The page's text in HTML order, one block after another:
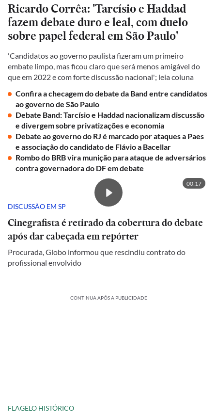
Ricardo Corrêa: 'Tarcísio e Haddad
fazem debate duro e leal, com duelo
sobre papel federal em São Paulo'
'Candidatos ao governo paulista fizeram um primeiro
embate limpo, mas ficou claro que será menos amigável do
que em 2022 e com forte discussão nacional'; leia coluna
Confira a checagem do debate da Band entre candidatos
ao governo de São Paulo
Debate Band: Tarcísio e Haddad nacionalizam discussão
e divergem sobre privatizações e economia
Debate ao governo do RJ é marcado por ataques a Paes
e associação do candidato de Flávio a Bacellar
Rombo do BRB vira munição para ataque de adversários
contra governadora do DF em debate
00:17
DISCUSSÃO EM SP
Cinegrafista é retirado da cobertura do debate
após dar cabeçada em repórter
Procurada, Globo informou que rescindiu contrato do
profissional envolvido
CONTINUA APÓS A PUBLICIDADE
FLAGELO HISTÓRICO